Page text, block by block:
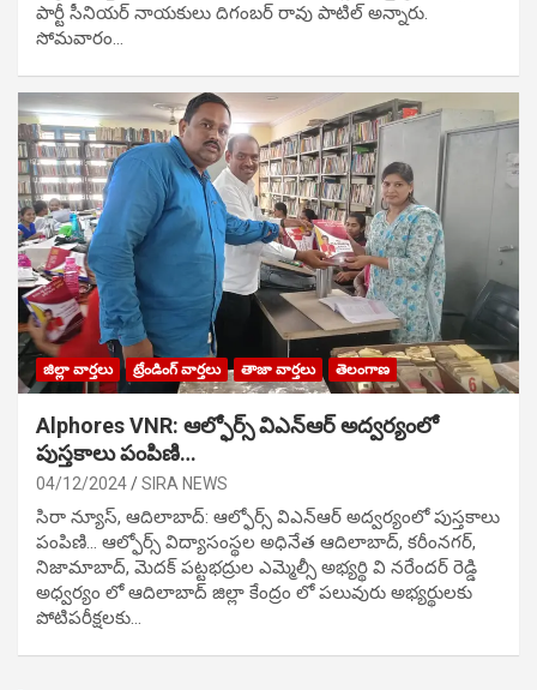
పార్టీ సీనియ‌ర్ నాయ‌కులు దిగంబ‌ర్ రావు పాటిల్ అన్నారు.
సోమవారం…
జిల్లా వార్తలు ట్రేండింగ్ వార్తలు తాజా వార్తలు తెలంగాణ
Alphores VNR: ఆల్ఫోర్స్ విఎన్ఆర్ అద్వర్యంలో
పుస్తకాలు పంపిణి…
04/12/2024 SIRA NEWS
సిరా న్యూస్, ఆదిలాబాద్: ఆల్ఫోర్స్ విఎన్ఆర్ అద్వర్యంలో పుస్తకాలు
పంపిణి… ఆల్ఫోర్స్ విద్యాసంస్థల అధినేత ఆదిలాబాద్, కరీంనగర్,
నిజామాబాద్, మెదక్ పట్టభద్రుల ఎమ్మెల్సీ అభ్యర్థి వి నరేందర్ రెడ్డి
అధ్వర్యం లో ఆదిలాబాద్ జిల్లా కేంద్రం లో పలువురు అభ్యర్థులకు
పోటిప‌రీక్ష‌ల‌కు…